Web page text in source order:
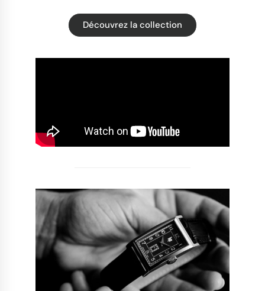
Découvrez la collection